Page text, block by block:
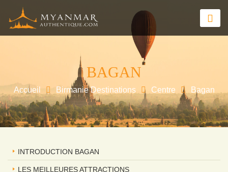
BAGAN
Accueil Birmanie Destinations Centre Bagan
INTRODUCTION BAGAN
LES MEILLEURES ATTRACTIONS